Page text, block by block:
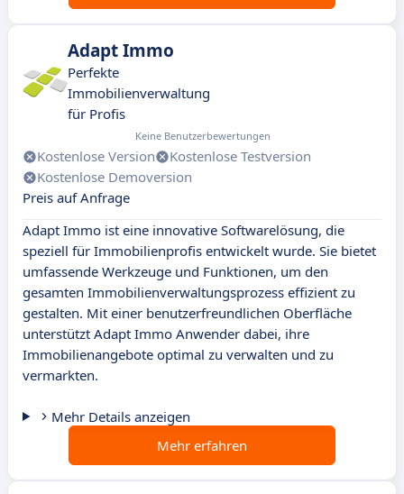
Adapt Immo
Perfekte
Immobilienverwaltung
für Profis
Keine Benutzerbewertungen
Kostenlose Version
Kostenlose Testversion
Kostenlose Demoversion
Preis auf Anfrage
Adapt Immo ist eine innovative Softwarelösung, die
speziell für Immobilienprofis entwickelt wurde. Sie bietet
umfassende Werkzeuge und Funktionen, um den
gesamten Immobilienverwaltungsprozess effizient zu
gestalten. Mit einer benutzerfreundlichen Oberfläche
unterstützt Adapt Immo Anwender dabei, ihre
Immobilienangebote optimal zu verwalten und zu
vermarkten.
Mehr Details anzeigen
Mehr erfahren